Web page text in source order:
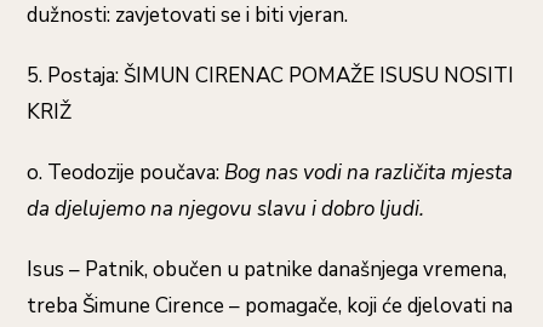
dužnosti: zavjetovati se i biti vjeran.
5. Postaja: ŠIMUN CIRENAC POMAŽE ISUSU NOSITI
KRIŽ
o. Teodozije poučava:Bog nas vodi na različita mjesta
da djelujemo na njegovu slavu i dobro ljudi.
Isus – Patnik, obučen u patnike današnjega vremena,
treba Šimune Cirence – pomagače, koji će djelovati na